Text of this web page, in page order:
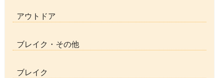
アウトドア
ブレイク・その他
ブレイク